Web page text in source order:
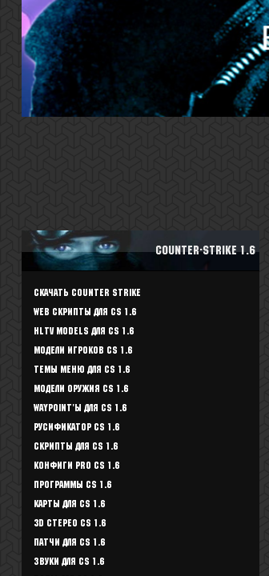
Counter-Strike 1.6
Скачать Counter Strike
WEB скрипты для CS 1.6
HLTV Models для CS 1.6
Модели игроков CS 1.6
Темы меню для CS 1.6
Модели оружия CS 1.6
Waypoint'ы для CS 1.6
Русификатор CS 1.6
Скрипты для CS 1.6
Конфиги Pro CS 1.6
Программы CS 1.6
Карты для CS 1.6
3D стерео CS 1.6
Патчи для CS 1.6
Звуки для CS 1.6